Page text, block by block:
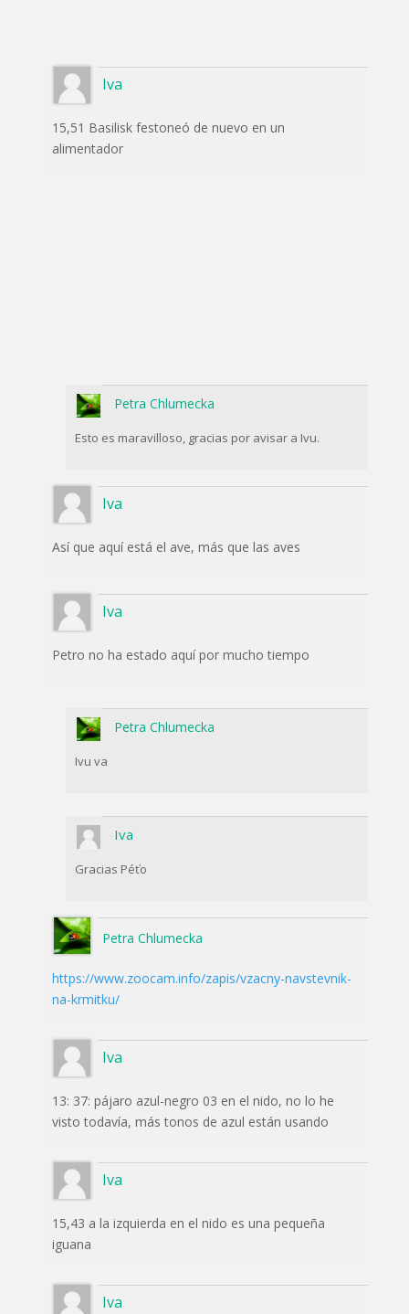
Iva
15,51 Basilisk festoneó de nuevo en un
alimentador
Petra Chlumecka
Esto es maravilloso, gracias por avisar a Ivu.
Iva
Así que aquí está el ave, más que las aves
Iva
Petro no ha estado aquí por mucho tiempo
Petra Chlumecka
Ivu va
Iva
Gracias Péťo
Petra Chlumecka
https://www.zoocam.info/zapis/vzacny-navstevnik-
na-krmitku/
Iva
13: 37: pájaro azul-negro 03 en el nido, no lo he
visto todavía, más tonos de azul están usando
Iva
15,43 a la izquierda en el nido es una pequeña
iguana
Iva